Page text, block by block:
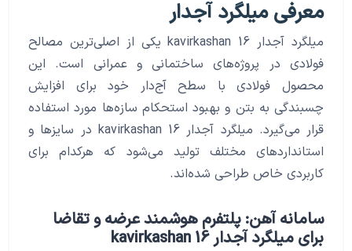
معرفی میلگرد آجدار
میلگرد آجدار 16 kavirkashan یکی از اصلی‌ترین مصالح
فولادی در پروژه‌های ساختمانی و عمرانی است. این
محصول فولادی با سطح آج‌دار خود برای افزایش
چسبندگی به بتن و بهبود استحکام سازه‌ها مورد استفاده
قرار می‌گیرد. میلگرد آجدار 16 kavirkashan در سایزها و
استانداردهای مختلف تولید می‌شود که هرکدام برای
کاربردی خاص طراحی شده‌اند.
سامانه آهن: پلتفرم هوشمند عرضه و تقاضا
برای میلگرد آجدار 16 kavirkashan